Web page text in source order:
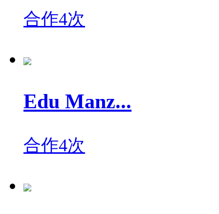
合作4次
Edu Manz...
合作4次